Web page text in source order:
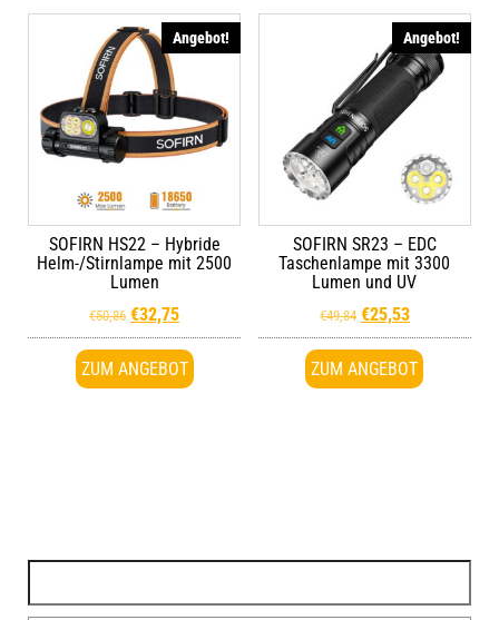
Angebot!
SOFIRN HS22 – Hybride
Helm-/Stirnlampe mit 2500
Lumen
€50,86 €32,75
ZUM ANGEBOT
Angebot!
SOFIRN SR23 – EDC
Taschenlampe mit 3300
Lumen und UV
€49,84 €25,53
ZUM ANGEBOT